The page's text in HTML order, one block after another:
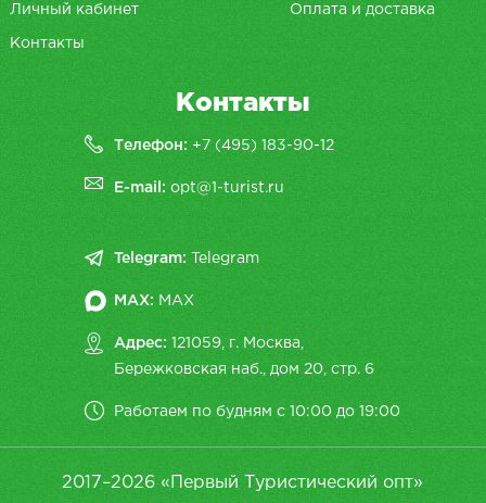
Личный кабинет Оплата и доставка
Контакты
Контакты
Телефон: +7 (495) 183-90-12
E-mail:opt@1-turist.ru
Telegram: Telegram
MAX: MAX
Адрес: 121059, г. Москва,
Бережковская наб., дом 20, cтр. 6
Работаем по будням с 10:00 до 19:00
2017–2026 «Первый Туристический опт»